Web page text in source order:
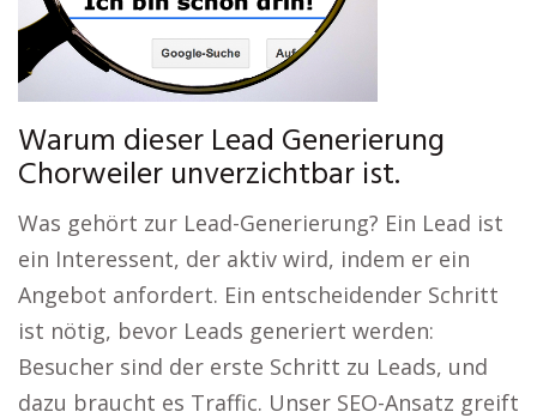
Warum dieser Lead Generierung
Chorweiler unverzichtbar ist.
Was gehört zur Lead-Generierung? Ein Lead ist
ein Interessent, der aktiv wird, indem er ein
Angebot anfordert. Ein entscheidender Schritt
ist nötig, bevor Leads generiert werden:
Besucher sind der erste Schritt zu Leads, und
dazu braucht es Traffic. Unser SEO-Ansatz greift